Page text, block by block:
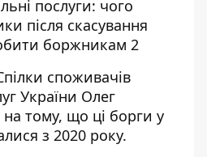
споживачів
України Олег
тому, що ці борги у
з 2020 року.